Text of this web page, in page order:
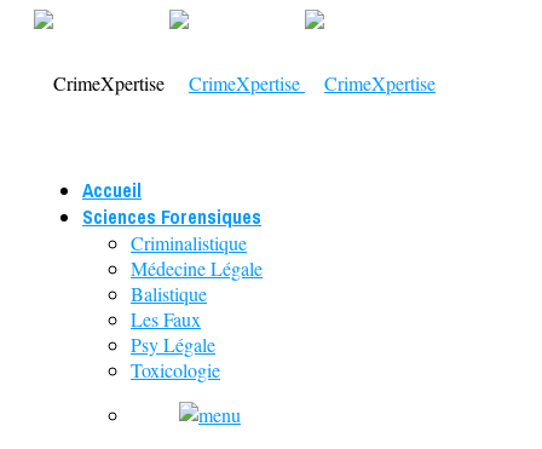
Accueil
Sciences Forensiques
Criminalistique
Médecine Légale
Balistique
Les Faux
Psy Légale
Toxicologie